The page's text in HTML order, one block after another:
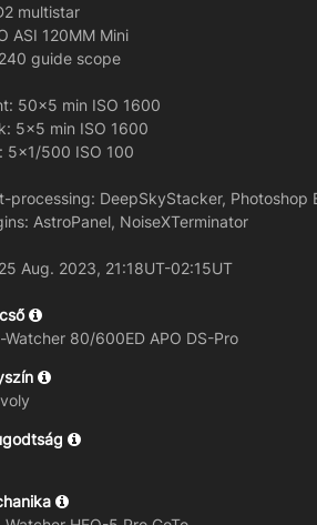
multistar
ASI 120MM Mini
guide scope
50x5 min ISO 1600
5x5 min ISO 1600
5x1/500 ISO 100
processing: DeepSkyStacker, Photoshop
AstroPanel, NoiseXTerminator
Aug. 2023, 21:18UT-02:15UT
Watcher 80/600ED APO DS-Pro